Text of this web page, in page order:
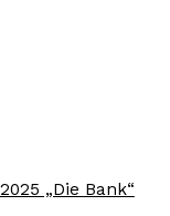
„Die Bank“